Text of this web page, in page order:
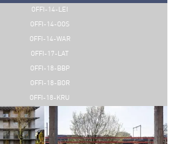
OFFI-14-LEI
OFFI-14-OOS
OFFI-14-WAR
OFFI-17-LAT
OFFI-18-BBP
OFFI-18-BOR
OFFI-18-KRU